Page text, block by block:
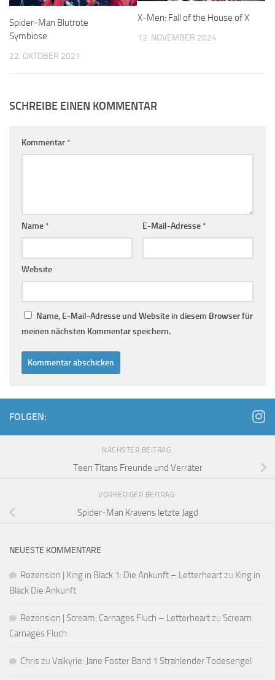
Spider-Man Blutrote
Symbiose
22. OKTOBER 2021
X-Men: Fall of the House of X
12. NOVEMBER 2024
SCHREIBE EINEN KOMMENTAR
Kommentar*
Name* E-Mail-Adresse*
Website
Name, E-Mail-Adresse und Website in diesem Browser für
meinen nächsten Kommentar speichern.
FOLGEN:
NÄCHSTER BEITRAG
Teen Titans Freunde und Verräter
VORHERIGER BEITRAG
Spider-Man Kravens letzte Jagd
NEUESTE KOMMENTARE
Rezension | King in Black 1: Die Ankunft – Letterheartzu King in
Black Die Ankunft
Rezension | Scream: Carnages Fluch – Letterheartzu Scream
Carnages Fluch
Chriszu Valkyrie: Jane Foster Band 1 Strahlender Todesengel